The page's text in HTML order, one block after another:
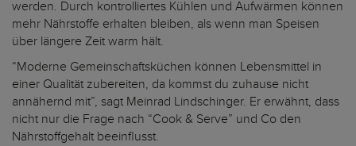
werden. Durch kontrolliertes Kühlen und Aufwärmen können
mehr Nährstoffe erhalten bleiben, als wenn man Speisen
über längere Zeit warm hält.
“Moderne Gemeinschaftsküchen können Lebensmittel in
einer Qualität zubereiten, da kommst du zuhause nicht
annähernd mit”, sagt Meinrad Lindschinger. Er erwähnt, dass
nicht nur die Frage nach “Cook & Serve” und Co den
Nährstoffgehalt beeinflusst.